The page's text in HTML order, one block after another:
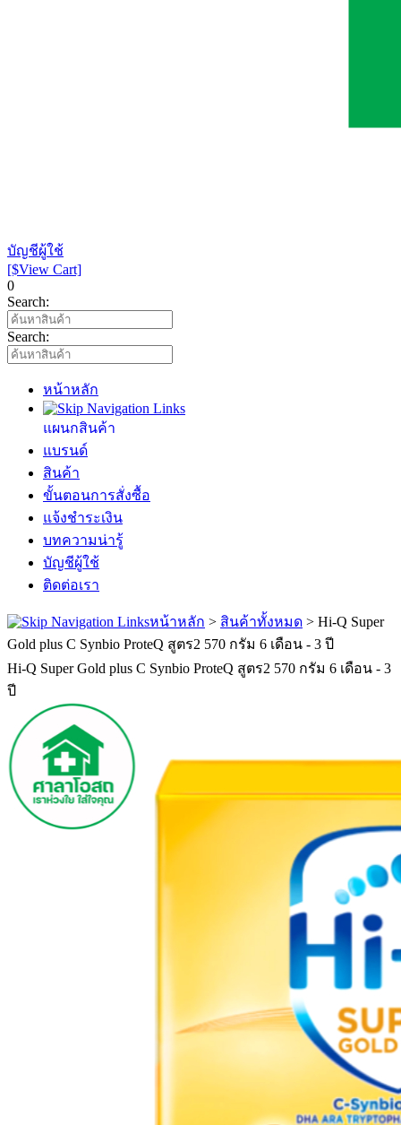
บัญชีผู้ใช้
[$View Cart]
0
Search:
Search:
หน้าหลัก
แผนกสินค้า
แบรนด์
สินค้า
ขั้นตอนการสั่งซื้อ
แจ้งชำระเงิน
บทความน่ารู้
บัญชีผู้ใช้
ติดต่อเรา
หน้าหลัก > สินค้าทั้งหมด > Hi-Q Super
Gold plus C Synbio ProteQ สูตร2 570 กรัม 6 เดือน - 3 ปี
Hi-Q Super Gold plus C Synbio ProteQ สูตร2 570 กรัม 6 เดือน - 3
ปี